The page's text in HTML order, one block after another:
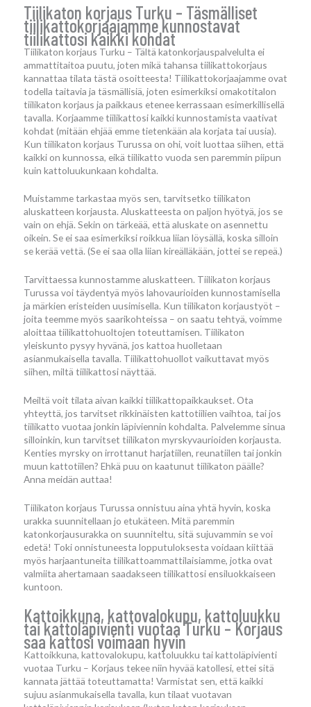
Tiilikaton korjaus Turku – Täsmälliset
tiilikattokorjaajamme kunnostavat
tiilikattosi kaikki kohdat
Tiilikaton korjaus Turku – Tältä katonkorjauspalvelulta ei
ammattitaitoa puutu, joten mikä tahansa tiilikattokorjaus
kannattaa tilata tästä osoitteesta! Tiilikattokorjaajamme ovat
todella taitavia ja täsmällisiä, joten esimerkiksi omakotitalon
tiilikaton korjaus ja paikkaus etenee kerrassaan esimerkillisellä
tavalla. Korjaamme tiilikattosi kaikki kunnostamista vaativat
kohdat (mitään ehjää emme tietenkään ala korjata tai uusia).
Kun tiilikaton korjaus Turussa on ohi, voit luottaa siihen, että
kaikki on kunnossa, eikä tiilikatto vuoda sen paremmin piipun
kuin kattoluukunkaan kohdalta.
Muistamme tarkastaa myös sen, tarvitsetko tiilikaton
aluskatteen korjausta. Aluskatteesta on paljon hyötyä, jos se
vain on ehjä. Sekin on tärkeää, että aluskate on asennettu
oikein. Se ei saa esimerkiksi roikkua liian löysällä, koska silloin
se kerää vettä. (Se ei saa olla liian kireälläkään, jottei se repeä.)
Tarvittaessa kunnostamme aluskatteen. Tiilikaton korjaus
Turussa voi täydentyä myös lahovaurioiden kunnostamisella
ja märkien eristeiden uusimisella. Kun tiilikaton korjaustyöt –
joita teemme myös saarikohteissa – on saatu tehtyä, voimme
aloittaa tiilikattohuoltojen toteuttamisen. Tiilikaton
yleiskunto pysyy hyvänä, jos kattoa huolletaan
asianmukaisella tavalla. Tiilikattohuollot vaikuttavat myös
siihen, miltä tiilikattosi näyttää.
Meiltä voit tilata aivan kaikki tiilikattopaikkaukset. Ota
yhteyttä, jos tarvitset rikkinäisten kattotiilien vaihtoa, tai jos
tiilikatto vuotaa jonkin läpiviennin kohdalta. Palvelemme sinua
silloinkin, kun tarvitset tiilikaton myrskyvaurioiden korjausta.
Kenties myrsky on irrottanut harjatiilen, reunatiilen tai jonkin
muun kattotiilen? Ehkä puu on kaatunut tiilikaton päälle?
Anna meidän auttaa!
Tiilikaton korjaus Turussa onnistuu aina yhtä hyvin, koska
urakka suunnitellaan jo etukäteen. Mitä paremmin
katonkorjausurakka on suunniteltu, sitä sujuvammin se voi
edetä! Toki onnistuneesta lopputuloksesta voidaan kiittää
myös harjaantuneita tiilikattoammattilaisiamme, jotka ovat
valmiita ahertamaan saadakseen tiilikattosi ensiluokkaiseen
kuntoon.
Kattoikkuna, kattovalokupu, kattoluukku
tai kattoläpivienti vuotaa Turku – Korjaus
saa kattosi voimaan hyvin
Kattoikkuna, kattovalokupu, kattoluukku tai kattoläpivienti
vuotaa Turku – Korjaus tekee niin hyvää katollesi, ettei sitä
kannata jättää toteuttamatta! Varmistat sen, että kaikki
sujuu asianmukaisella tavalla, kun tilaat vuotavan